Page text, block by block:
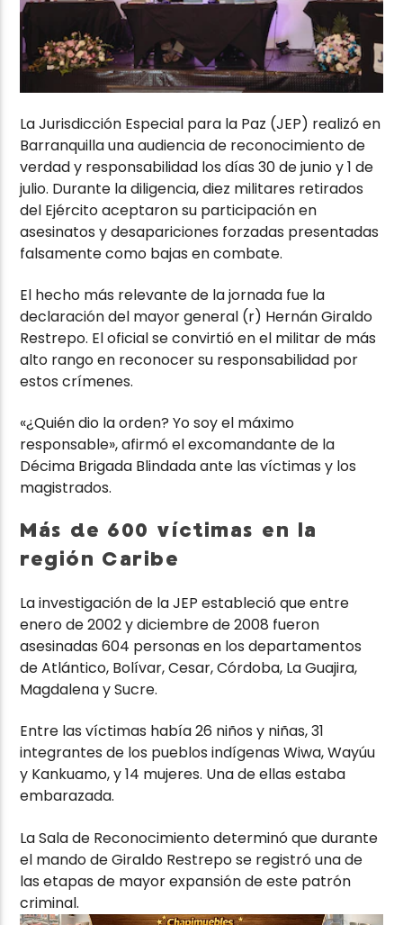
La Jurisdicción Especial para la Paz (JEP) realizó en
Barranquilla una audiencia de reconocimiento de
verdad y responsabilidad los días 30 de junio y 1 de
julio. Durante la diligencia, diez militares retirados
del Ejército aceptaron su participación en
asesinatos y desapariciones forzadas presentadas
falsamente como bajas en combate.
El hecho más relevante de la jornada fue la
declaración del mayor general (r) Hernán Giraldo
Restrepo. El oficial se convirtió en el militar de más
alto rango en reconocer su responsabilidad por
estos crímenes.
«¿Quién dio la orden? Yo soy el máximo
responsable», afirmó el excomandante de la
Décima Brigada Blindada ante las víctimas y los
magistrados.
Más de 600 víctimas en la
región Caribe
La investigación de la JEP estableció que entre
enero de 2002 y diciembre de 2008 fueron
asesinadas 604 personas en los departamentos
de Atlántico, Bolívar, Cesar, Córdoba, La Guajira,
Magdalena y Sucre.
Entre las víctimas había 26 niños y niñas, 31
integrantes de los pueblos indígenas Wiwa, Wayúu
y Kankuamo, y 14 mujeres. Una de ellas estaba
embarazada.
La Sala de Reconocimiento determinó que durante
el mando de Giraldo Restrepo se registró una de
las etapas de mayor expansión de este patrón
criminal.